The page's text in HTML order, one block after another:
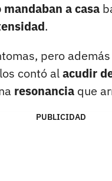
a casa
.
pero además
contó alacudir
resonancia que
PUBLICIDAD